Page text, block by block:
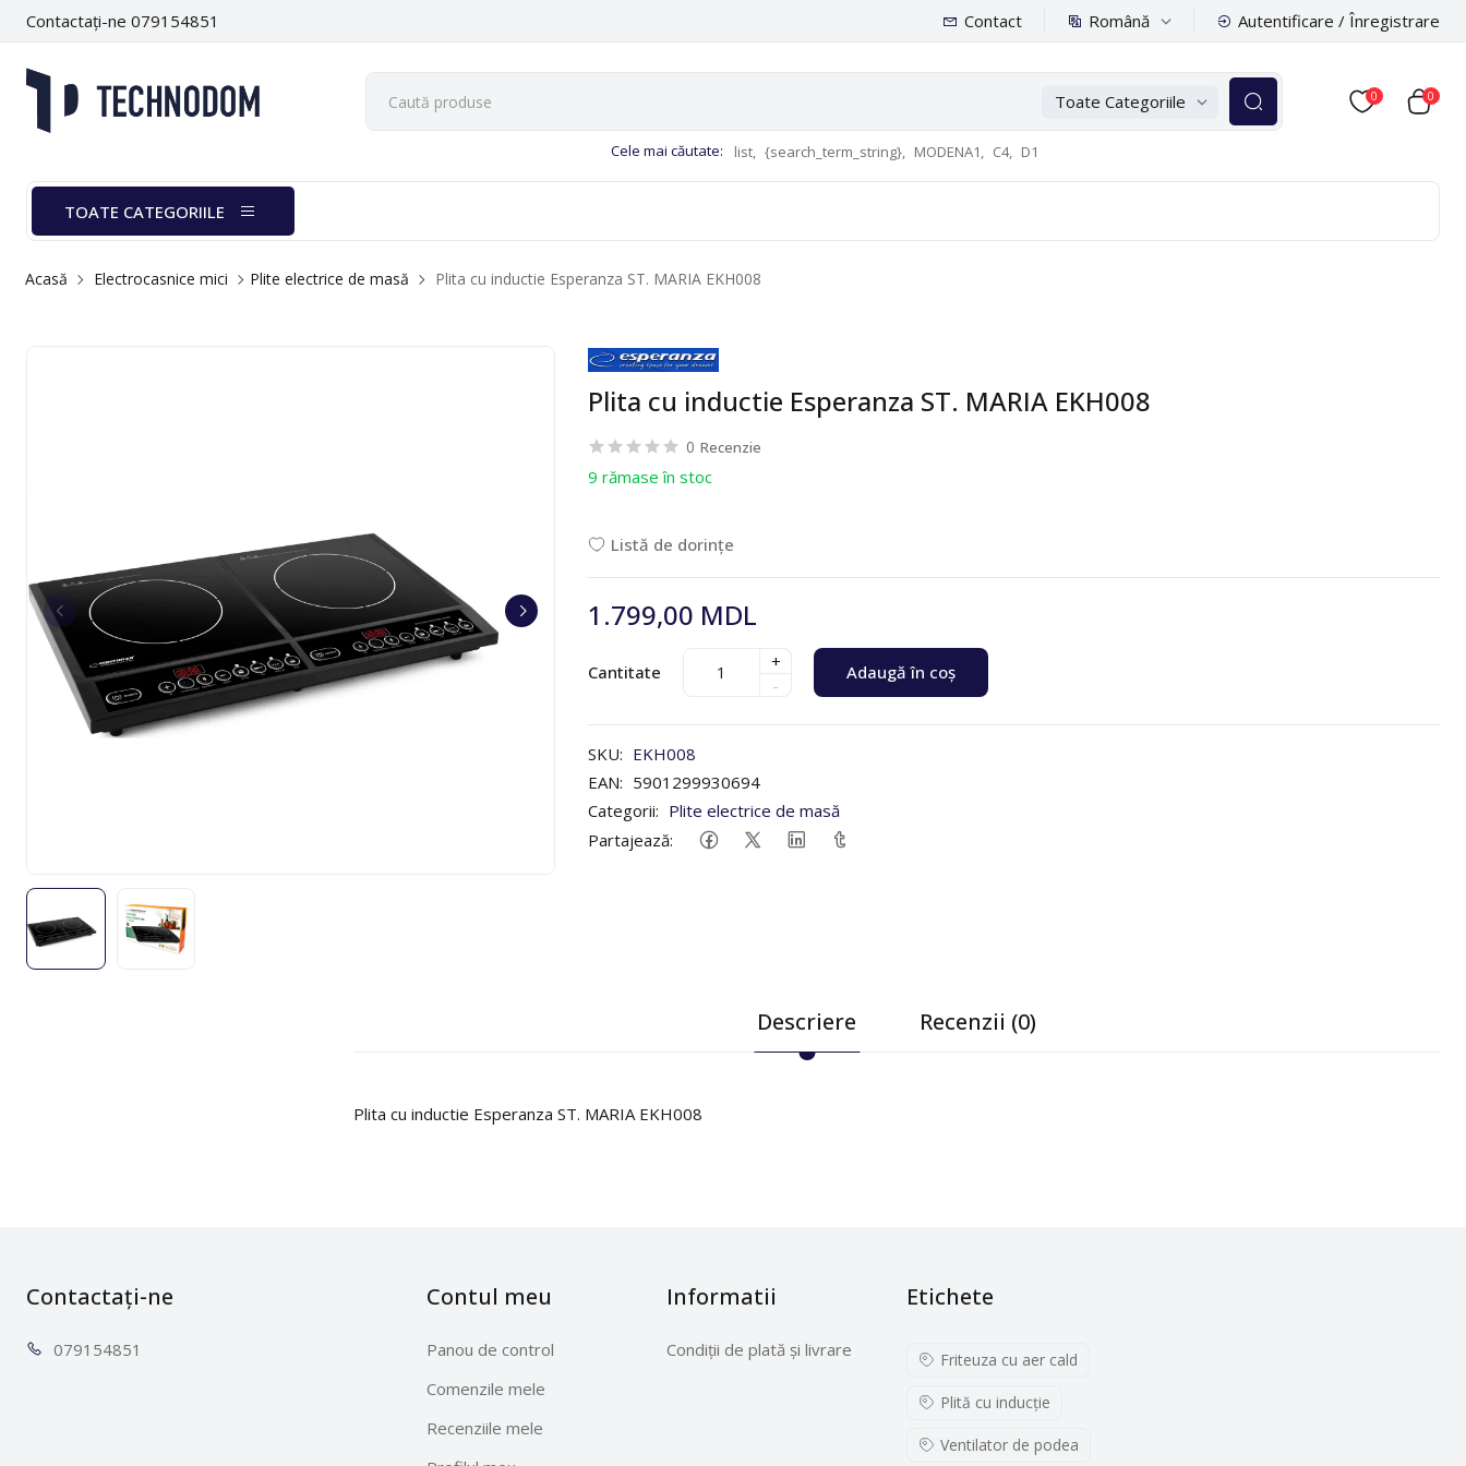
Contactați-ne 079154851 Contact Română Autentificare / Înregistrare
Toate Categoriile
Cele mai căutate: list, {search_term_string}, MODENA1, C4, D1
0 0
TOATE CATEGORIILE
Acasă Electrocasnice mici Plite electrice de masă Plita cu inductie Esperanza ST. MARIA EKH008
Plita cu inductie Esperanza ST. MARIA EKH008
0 Recenzie
9 rămase în stoc
Listă de dorințe
1.799,00 MDL
Cantitate
+
-
Adaugă în coș
SKU: EKH008
EAN: 5901299930694
Categorii: Plite electrice de masă
Partajează:
Descriere Recenzii (0)
Plita cu inductie Esperanza ST. MARIA EKH008
Contactați-ne
0791 54851
Contul meu
Panou de control
Comenzile mele
Recenziile mele
Informatii
Condiții de plată și livrare
Etichete
Friteuza cu aer cald
Plită cu inducţie
Ventilator de podea